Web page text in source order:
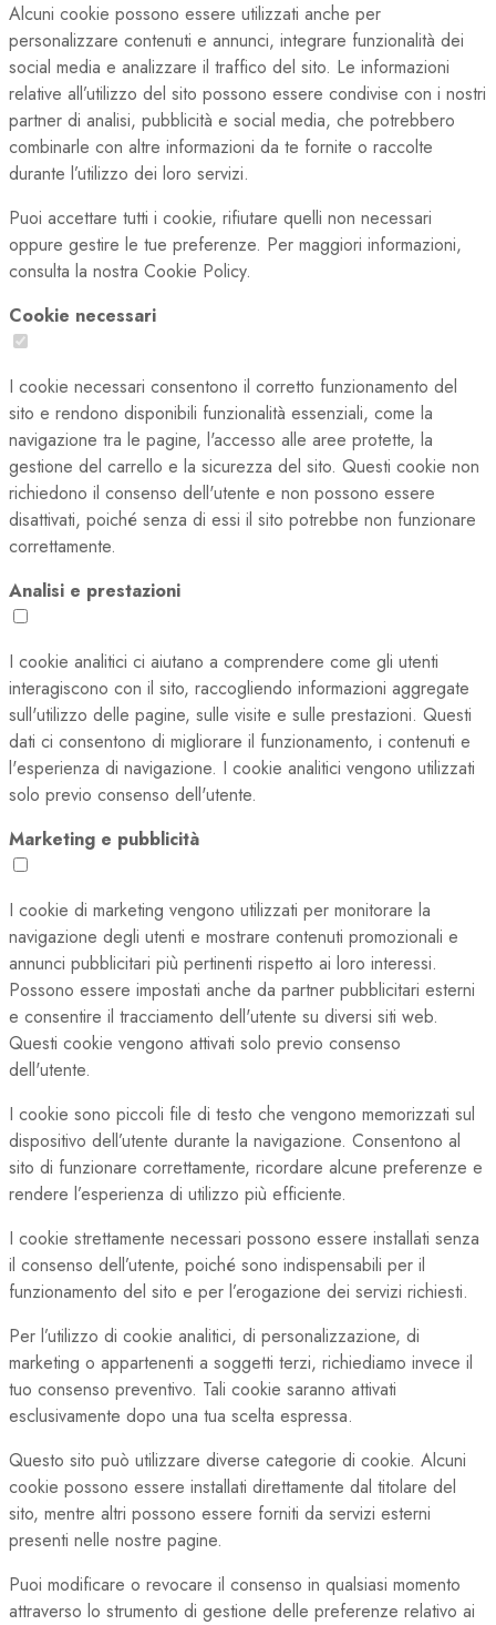
Alcuni cookie possono essere utilizzati anche per
personalizzare contenuti e annunci, integrare funzionalità dei
social media e analizzare il traffico del sito. Le informazioni
relative all’utilizzo del sito possono essere condivise con i nostri
partner di analisi, pubblicità e social media, che potrebbero
combinarle con altre informazioni da te fornite o raccolte
durante l’utilizzo dei loro servizi.
Puoi accettare tutti i cookie, rifiutare quelli non necessari
oppure gestire le tue preferenze. Per maggiori informazioni,
consulta la nostra Cookie Policy.
Cookie necessari
I cookie necessari consentono il corretto funzionamento del
sito e rendono disponibili funzionalità essenziali, come la
navigazione tra le pagine, l'accesso alle aree protette, la
gestione del carrello e la sicurezza del sito. Questi cookie non
richiedono il consenso dell'utente e non possono essere
disattivati, poiché senza di essi il sito potrebbe non funzionare
correttamente.
Analisi e prestazioni
I cookie analitici ci aiutano a comprendere come gli utenti
interagiscono con il sito, raccogliendo informazioni aggregate
sull'utilizzo delle pagine, sulle visite e sulle prestazioni. Questi
dati ci consentono di migliorare il funzionamento, i contenuti e
l'esperienza di navigazione. I cookie analitici vengono utilizzati
solo previo consenso dell'utente.
Marketing e pubblicità
I cookie di marketing vengono utilizzati per monitorare la
navigazione degli utenti e mostrare contenuti promozionali e
annunci pubblicitari più pertinenti rispetto ai loro interessi.
Possono essere impostati anche da partner pubblicitari esterni
e consentire il tracciamento dell'utente su diversi siti web.
Questi cookie vengono attivati solo previo consenso
dell'utente.
I cookie sono piccoli file di testo che vengono memorizzati sul
dispositivo dell’utente durante la navigazione. Consentono al
sito di funzionare correttamente, ricordare alcune preferenze e
rendere l’esperienza di utilizzo più efficiente.
I cookie strettamente necessari possono essere installati senza
il consenso dell’utente, poiché sono indispensabili per il
funzionamento del sito e per l’erogazione dei servizi richiesti.
Per l’utilizzo di cookie analitici, di personalizzazione, di
marketing o appartenenti a soggetti terzi, richiediamo invece il
tuo consenso preventivo. Tali cookie saranno attivati
esclusivamente dopo una tua scelta espressa.
Questo sito può utilizzare diverse categorie di cookie. Alcuni
cookie possono essere installati direttamente dal titolare del
sito, mentre altri possono essere forniti da servizi esterni
presenti nelle nostre pagine.
Puoi modificare o revocare il consenso in qualsiasi momento
attraverso lo strumento di gestione delle preferenze relativo ai